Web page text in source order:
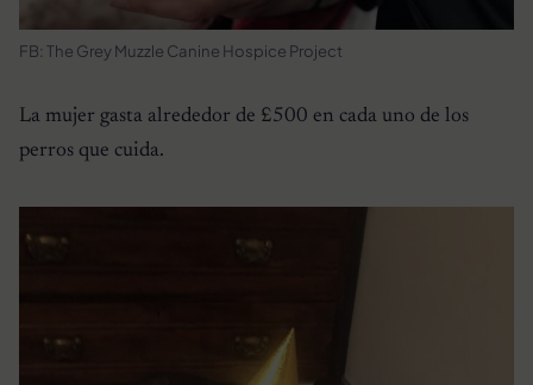
FB: The Grey Muzzle Canine Hospice Project
La mujer gasta alrededor de £500 en cada uno de los
perros que cuida.